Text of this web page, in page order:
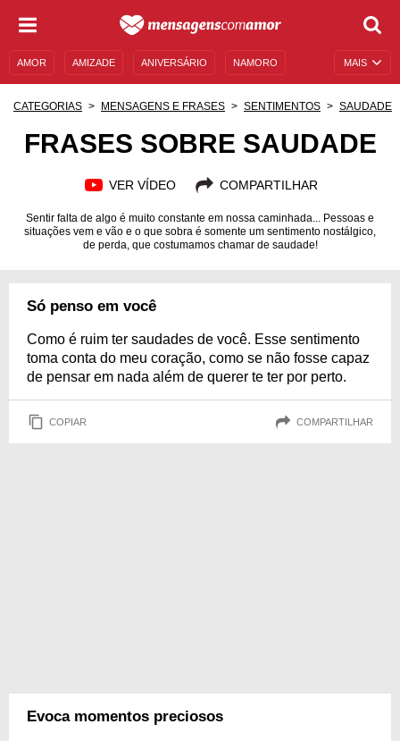
MAIS
AMOR AMIZADE ANIVERSÁRIO NAMORO
CATEGORIAS MENSAGENS E FRASES SENTIMENTOS SAUDADE
FRASES SOBRE SAUDADE
VER VÍDEO COMPARTILHAR
Sentir falta de algo é muito constante em nossa caminhada... Pessoas e
situações vem e vão e o que sobra é somente um sentimento nostálgico,
de perda, que costumamos chamar de saudade!
Só penso em você
Como é ruim ter saudades de você. Esse sentimento
toma conta do meu coração, como se não fosse capaz
de pensar em nada além de querer te ter por perto.
COPIAR COMPARTILHAR
Evoca momentos preciosos